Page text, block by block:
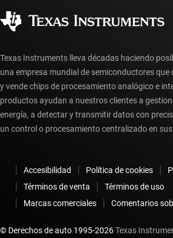
Preguntas frecuentes sobre la cuenta
Texas Instruments lleva décadas haciendo
una empresa mundial de semiconductores que
y vende chips de procesamiento analógico e
productos ayudan a nuestros clientes a
energía, a detectar y transmitir datos con
un control o procesamiento centralizado en
Accesibilidad Política de cookies
Términos de venta
Términos de uso
Marcas comerciales
Comentarios
© Derechos de auto 1995-2026Texas